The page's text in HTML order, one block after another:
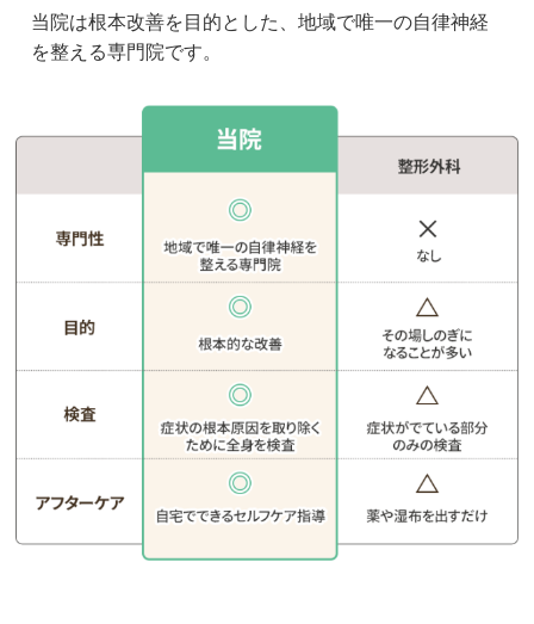
当院は根本改善を目的とした、地域で唯一の自律神経
を整える専門院です。